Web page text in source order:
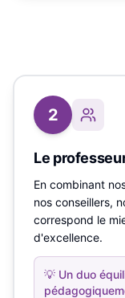
2
Le
En combinant
nos conseillers,
correspond le
d'excellence.
💡 Un duo